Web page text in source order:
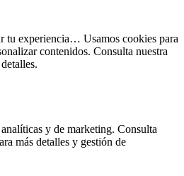
tu experiencia… Usamos cookies para
contenidos. Consulta nuestra
y de marketing. Consulta
más detalles y gestión de